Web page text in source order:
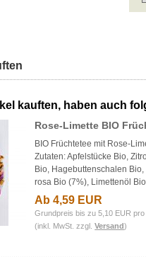
kauften, haben auch
Rose-Limette BIO
BIO Früchtetee mit Rose-
Zutaten: Apfelstücke Bio,
Bio, Hagebuttenschalen
rosa Bio (7%), Limettenöl
Ab 4,59 EUR
Grundpreis bis zu 5,10 EUR pro
(inkl. MwSt. zzgl.Versand)